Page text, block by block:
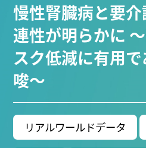
(177)
生命農学研究科 (116)
ブ生命分子研究所 (75)
環境
環境研究所 (63)
未来材料・
報学研究科 (47)
植物 (33)
研究院 (26)
境医学研究所 (23)
宇宙 (21)
創薬科学研
ナ (19)
オーロラ (17)
慢性腎臓病と要
連性が明らかに
スク低減に有用
唆～
リアルワールドデータ